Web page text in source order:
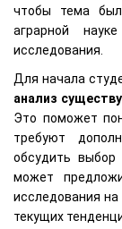
чтобы тема
аграрной
исследования.
Для начала
анализ
Это поможет
требуют
обсудить
может
исследования
текущих